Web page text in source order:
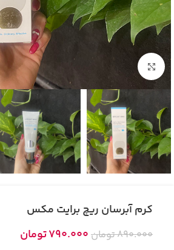
بزرگنمایی تصویر
کرم آبرسان ریچ برایت مکس
890.000تومان 790.000تومان